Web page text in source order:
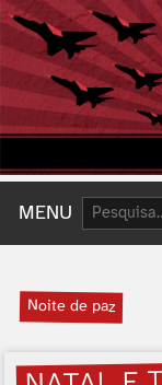
MENU
Noite de paz